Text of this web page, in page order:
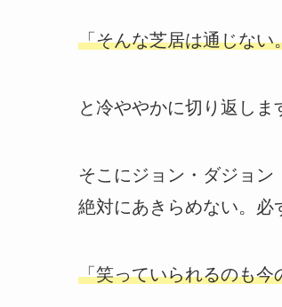
「そんな芝居は通じない
と冷ややかに切り返しま
そこにジョン・ダジョ
絶対にあきらめない。必
「笑っていられるのも今